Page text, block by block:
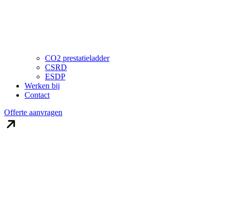
CO2 prestatieladder
CSRD
ESDP
Werken bij
Contact
Offerte aanvragen